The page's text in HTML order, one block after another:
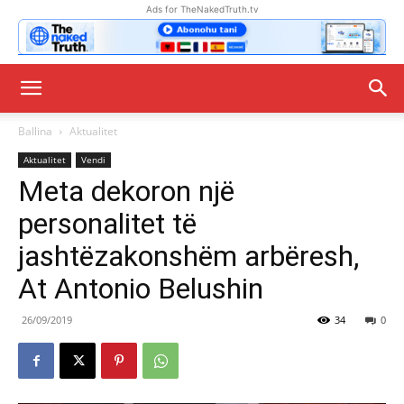
Ads for TheNakedTruth.tv
Ballina Aktualitet
Aktualitet Vendi
Meta dekoron një
personalitet të
jashtëzakonshëm arbëresh,
At Antonio Belushin
26/09/2019 0
34